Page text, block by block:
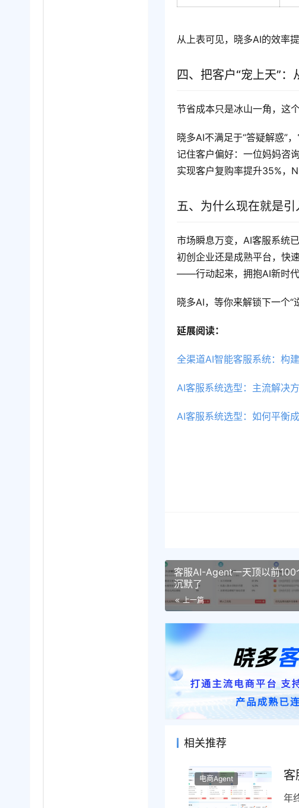
从上表可见，晓多AI的效率
四、把客户“宠上天”
节省成本只是冰山一角，这
晓多AI不满足于“答疑解惑”
记住客户偏好：一位妈妈咨
实现客户复购率提升35%，
五、为什么现在就是引
市场瞬息万变，AI客服系统
初创企业还是成熟平台，快
——行动起来，拥抱AI新时代
晓多AI，等你来解锁下一个“
延展阅读：
全渠道AI智能客服系统：构
AI客服系统选型：主流解决
AI客服系统选型：如何平衡
客服AI-Agent一天顶以前100
沉默了
上一篇
相关推荐
电商Agent 客
年